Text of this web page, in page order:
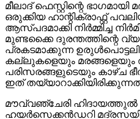
മീലാദ് ഫെസ്റ്റിന്റെ
ഒരുക്കിയ ഹാന്റിക്രാഫ്റ്റ്
ആസ്പദമാക്കി നിർമ്മിച്ച
മുണ്ടക്കൈ ദുരന്തത്തിന്റെ
പ്രകടമാക്കുന്ന
കല്ലുകളെയും മരങ്ങളെയും
പരിസരങ്ങളുടെയും കാഴ്ച
ഇത്
മൗവ്വഞ്ചേരി
ഹയർസെക്കൻഡറി